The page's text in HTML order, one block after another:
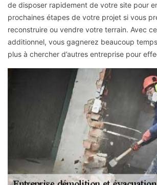
de disposer rapidement de votre site pour
prochaines étapes de votre projet si vous
reconstruire ou vendre votre terrain. Avec
additionnel, vous gagnerez beaucoup
plus à chercher d’autres entreprise pour